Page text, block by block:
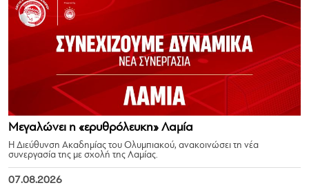
Μεγαλώνει η «ερυθρόλευκη» Λαμία
Η Διεύθυνση Ακαδημίας του Ολυμπιακού, ανακοινώσει τη νέα
συνεργασία της με σχολή της Λαμίας.
07.08.2026